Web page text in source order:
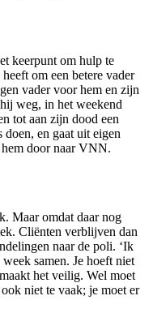
keerpunt om hulp te
om een betere vader
vader voor hem en zijn
weg, in het weekend
tot aan zijn dood een
en gaat uit eigen
door naar VNN.
Maar omdat daar nog
Cliënten verblijven dan
naar de poli. ‘Ik
samen. Je hoeft niet
het veilig. Wel moet
niet te vaak; je moet er